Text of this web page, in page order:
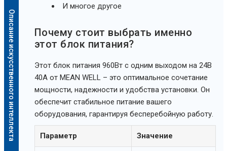
Описание искусственного интеллекта
И многое другое
Почему стоит выбрать именно
этот блок питания?
Этот блок питания 960Вт с одним выходом на 24В
40А от MEAN WELL – это оптимальное сочетание
мощности, надежности и удобства установки. Он
обеспечит стабильное питание вашего
оборудования, гарантируя бесперебойную работу.
Параметр Значение